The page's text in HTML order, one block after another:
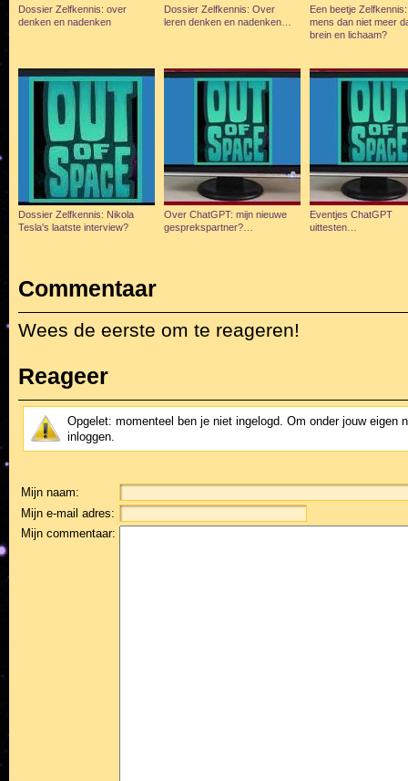
Dossier Zelfkennis: over
denken en nadenken
Dossier Zelfkennis: Over
leren denken en nadenken…
Een beetje
mens dan niet meer
brein en lichaam?
Dossier Zelfkennis: Nikola
Tesla's laatste interview?
Over ChatGPT: mijn nieuwe
gesprekspartner?…
Eventjes ChatGPT
uittesten…
Commentaar
Wees de eerste om te reageren!
Reageer
Opgelet: momenteel ben je niet ingelogd. Om onder jouw eigen
inloggen.
Mijn naam:
Mijn e-mail adres:
Mijn commentaar: